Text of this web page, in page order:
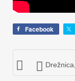
Facebook
Drežnica